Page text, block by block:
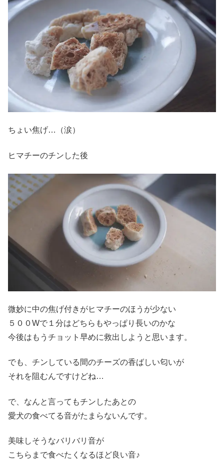
ちょい焦げ…（涙）
ヒマチーのチンした後
微妙に中の焦げ付きがヒマチーのほうが少ない
５００Wで１分はどちらもやっぱり長いのかな
今後はもうチョット早めに救出しようと思います。
でも、チンしている間のチーズの香ばしい匂いが
それを阻むんですけどね…
で、なんと言ってもチンしたあとの
愛犬の食べてる音がたまらないんです。
美味しそうなバリバリ音が
こちらまで食べたくなるほど良い音♪